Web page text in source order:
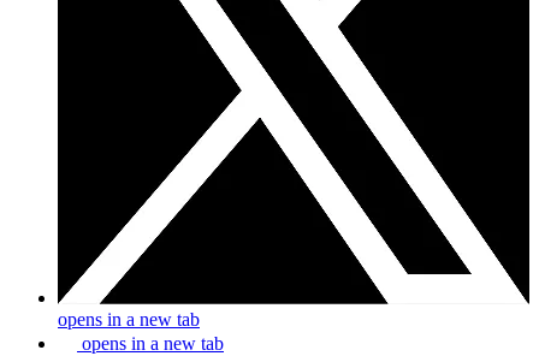
opens in a new tab
opens in a new tab